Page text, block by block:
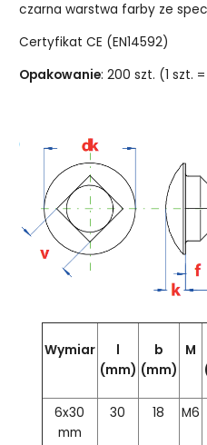
czarna warstwa farby ze
Certyfikat CE (EN14592)
Opakowanie: 200 szt. (1 szt.
Wymiar
l
(mm)
b
(mm)
M
6x30
mm
30 18 M6